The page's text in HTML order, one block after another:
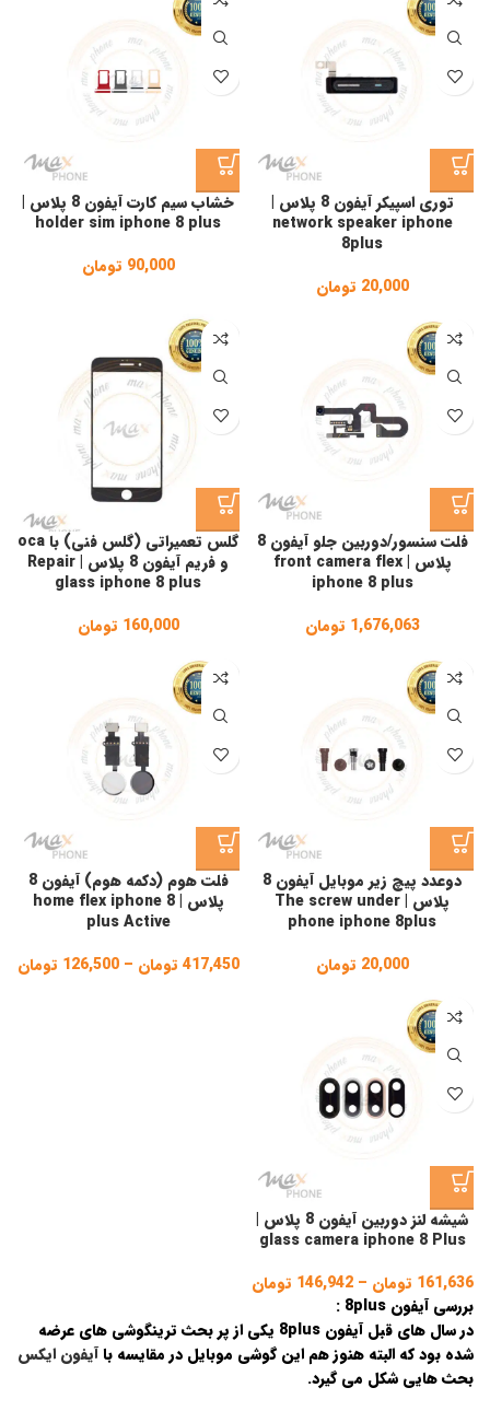
توری اسپیکر آیفون 8 پلاس |
network speaker iphone
8plus
20,000 تومان
خشاب سیم کارت آیفون 8 پلاس |
holder sim iphone 8 plus
90,000 تومان
فلت سنسور/دوربین جلو آیفون 8
پلاس | front camera flex
iphone 8 plus
1,676,063 تومان
گلس تعمیراتی (گلس فنی) با oca
و فریم آیفون 8 پلاس | Repair
glass iphone 8 plus
160,000 تومان
دوعدد پیچ زیر موبایل آیفون 8
پلاس | The screw under
phone iphone 8plus
20,000 تومان
فلت هوم (دکمه هوم) آیفون 8
پلاس | home flex iphone 8
plus Active
417,450 تومان –
126,500 تومان
شیشه لنز دوربین آیفون 8 پلاس |
glass camera iphone 8 Plus
161,636 تومان –
146,942 تومان
146,942 تومان
through
161,636 تومان
بررسی آیفون 8plus :
در سال های قبل آیفون 8plus یکی از پر بحث ترینگوشی های عرضه
شده بود که البته هنوز هم این گوشی موبایل در مقایسه باآیفون ایکس
بحث هایی شکل می گیرد.